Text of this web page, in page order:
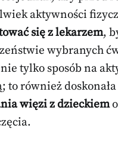
aktywności
się z lekarzem,
wybranych
tylko sposób na
to również
więzi z dzieckiem